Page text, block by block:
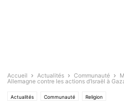
Accueil Actualités Communauté
Allemagne contre les actions d’Israël à
Actualités Communauté Religion